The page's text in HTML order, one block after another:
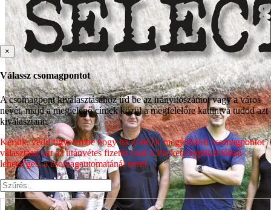
×
Válassz csomagpontot
A csomagpont kiválasztásához írd be az irányítószámot vagy a város
nevét, majd a megjelenő címek közül a megfelelőre kattintva tudod azt
kiválasztani.
Kérjük, vedd figyelembe hogy ha Z-BOX megjelölésű csomagpontot
választasz, ott az utánvétes fizetés csak a Packeta applikációban
lehetséges, a csomagautomatánál nem!